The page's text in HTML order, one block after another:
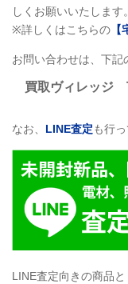
しくお願いいたします。
※詳しくはこちらの
お問い合わせは、下記
買取ヴィレッジ
なお、 LINE査定も行
LINE査定向きの商品